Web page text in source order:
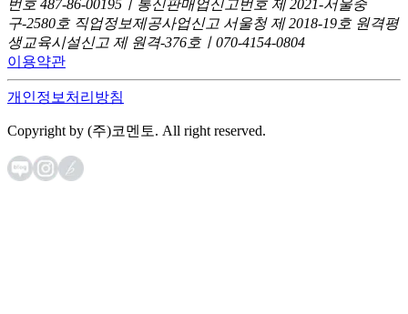
번호 487-86-00195ㅣ통신판매업신고번호 제 2021-서울중
구-2580호 직업정보제공사업신고 서울청 제 2018-19호 원격평
생교육시설신고 제 원격-376호ㅣ070-4154-0804
이용약관
개인정보처리방침
Copyright by (주)코멘토. All right reserved.